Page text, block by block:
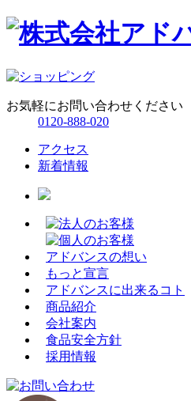
お気軽にお問い合わせください
0120-888-020
アクセス
新着情報
アドバンスの想い
もっと宣言
アドバンスに出来るコト
商品紹介
会社案内
食品安全方針
採用情報